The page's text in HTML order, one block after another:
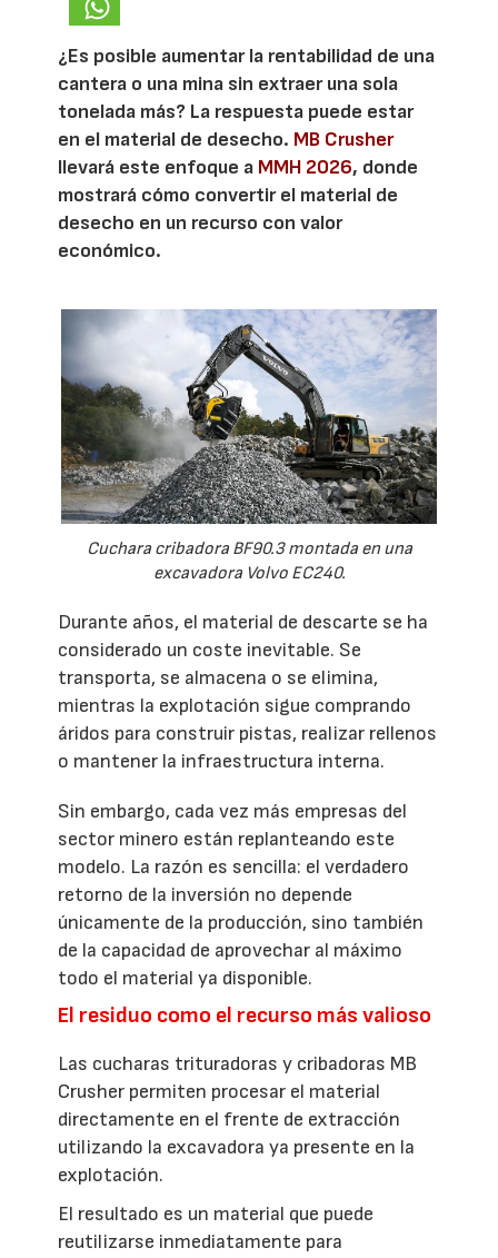
¿Es posible aumentar la rentabilidad de una
cantera o una mina sin extraer una sola
tonelada más? La respuesta puede estar
en el material de desecho. MB Crusher
llevará este enfoque a MMH 2026, donde
mostrará cómo convertir el material de
desecho en un recurso con valor
económico.
Cuchara cribadora BF90.3 montada en una
excavadora Volvo EC240.
Durante años, el material de descarte se ha
considerado un coste inevitable. Se
transporta, se almacena o se elimina,
mientras la explotación sigue comprando
áridos para construir pistas, realizar rellenos
o mantener la infraestructura interna.
Sin embargo, cada vez más empresas del
sector minero están replanteando este
modelo. La razón es sencilla: el verdadero
retorno de la inversión no depende
únicamente de la producción, sino también
de la capacidad de aprovechar al máximo
todo el material ya disponible.
El residuo como el recurso más valioso
Las cucharas trituradoras y cribadoras MB
Crusher permiten procesar el material
directamente en el frente de extracción
utilizando la excavadora ya presente en la
explotación.
El resultado es un material que puede
reutilizarse inmediatamente para